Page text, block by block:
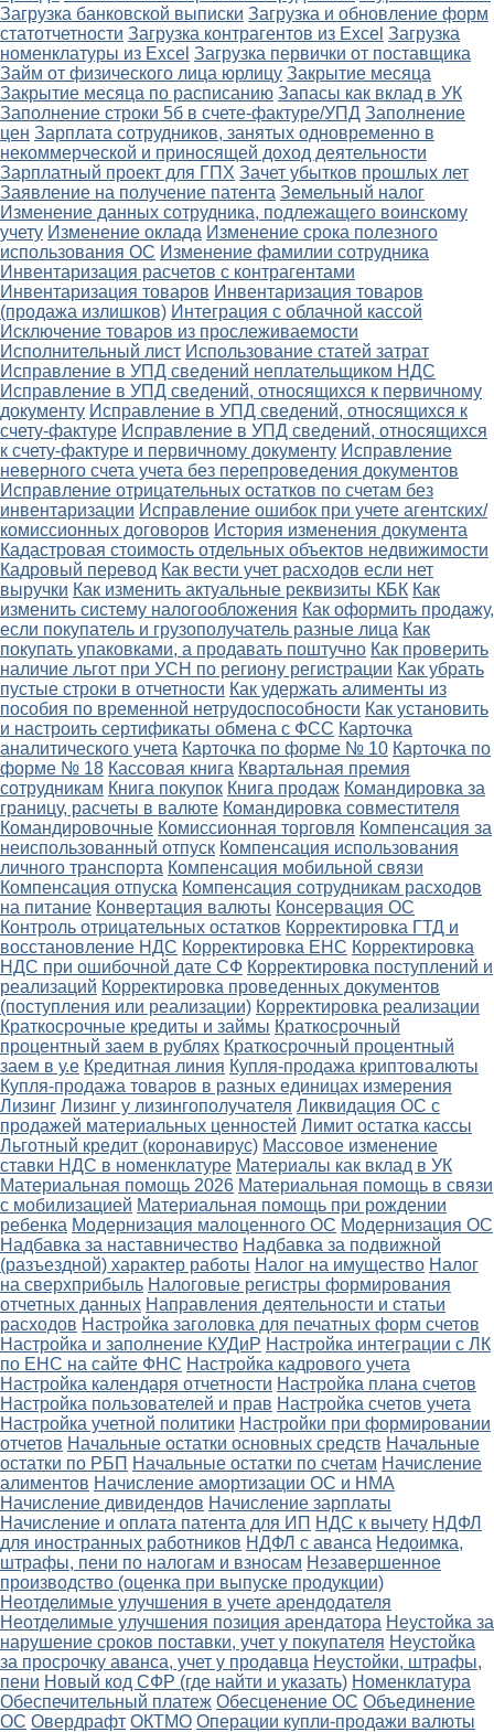
Загрузка банковской выписки Загрузка и обновление форм
статотчетности Загрузка контрагентов из Excel Загрузка
номенклатуры из Excel Загрузка первички от поставщика
Займ от физического лица юрлицу Закрытие месяца
Закрытие месяца по расписанию Запасы как вклад в УК
Заполнение строки 5б в счете-фактуре/УПД Заполнение
цен Зарплата сотрудников, занятых одновременно в
некоммерческой и приносящей доход деятельности
Зарплатный проект для ГПХ Зачет убытков прошлых лет
Заявление на получение патента Земельный налог
Изменение данных сотрудника, подлежащего воинскому
учету Изменение оклада Изменение срока полезного
использования ОС Изменение фамилии сотрудника
Инвентаризация расчетов с контрагентами
Инвентаризация товаров Инвентаризация товаров
(продажа излишков) Интеграция с облачной кассой
Исключение товаров из прослеживаемости
Исполнительный лист Использование статей затрат
Исправление в УПД сведений неплательщиком НДС
Исправление в УПД сведений, относящихся к первичному
документу Исправление в УПД сведений, относящихся к
счету-фактуре Исправление в УПД сведений, относящихся
к счету-фактуре и первичному документу Исправление
неверного счета учета без перепроведения документов
Исправление отрицательных остатков по счетам без
инвентаризации Исправление ошибок при учете агентских/
комиссионных договоров История изменения документа
Кадастровая стоимость отдельных объектов недвижимости
Кадровый перевод Как вести учет расходов если нет
выручки Как изменить актуальные реквизиты КБК Как
изменить систему налогообложения Как оформить продажу,
если покупатель и грузополучатель разные лица Как
покупать упаковками, а продавать поштучно Как проверить
наличие льгот при УСН по региону регистрации Как убрать
пустые строки в отчетности Как удержать алименты из
пособия по временной нетрудоспособности Как установить
и настроить сертификаты обмена с ФСС Карточка
аналитического учета Карточка по форме № 10 Карточка по
форме № 18 Кассовая книга Квартальная премия
сотрудникам Книга покупок Книга продаж Командировка за
границу, расчеты в валюте Командировка совместителя
Командировочные Комиссионная торговля Компенсация за
неиспользованный отпуск Компенсация использования
личного транспорта Компенсация мобильной связи
Компенсация отпуска Компенсация сотрудникам расходов
на питание Конвертация валюты Консервация ОС
Контроль отрицательных остатков Корректировка ГТД и
восстановление НДС Корректировка ЕНС Корректировка
НДС при ошибочной дате СФ Корректировка поступлений и
реализаций Корректировка проведенных документов
(поступления или реализации) Корректировка реализации
Краткосрочные кредиты и займы Краткосрочный
процентный заем в рублях Краткосрочный процентный
заем в у.е Кредитная линия Купля-продажа криптовалюты
Купля-продажа товаров в разных единицах измерения
Лизинг Лизинг у лизингополучателя Ликвидация ОС с
продажей материальных ценностей Лимит остатка кассы
Льготный кредит (коронавирус) Массовое изменение
ставки НДС в номенклатуре Материалы как вклад в УК
Материальная помощь 2026 Материальная помощь в связи
с мобилизацией Материальная помощь при рождении
ребенка Модернизация малоценного ОС Модернизация ОС
Надбавка за наставничество Надбавка за подвижной
(разъездной) характер работы Налог на имущество Налог
на сверхприбыль Налоговые регистры формирования
отчетных данных Направления деятельности и статьи
расходов Настройка заголовка для печатных форм счетов
Настройка и заполнение КУДиР Настройка интеграции с ЛК
по ЕНС на сайте ФНС Настройка кадрового учета
Настройка календаря отчетности Настройка плана счетов
Настройка пользователей и прав Настройка счетов учета
Настройка учетной политики Настройки при формировании
отчетов Начальные остатки основных средств Начальные
остатки по РБП Начальные остатки по счетам Начисление
алиментов Начисление амортизации ОС и НМА
Начисление дивидендов Начисление зарплаты
Начисление и оплата патента для ИП НДС к вычету НДФЛ
для иностранных работников НДФЛ с аванса Недоимка,
штрафы, пени по налогам и взносам Незавершенное
производство (оценка при выпуске продукции)
Неотделимые улучшения в учете арендодателя
Неотделимые улучшения позиция арендатора Неустойка за
нарушение сроков поставки, учет у покупателя Неустойка
за просрочку аванса, учет у продавца Неустойки, штрафы,
пени Новый код СФР (где найти и указать) Номенклатура
Обеспечительный платеж Обесценение ОС Объединение
ОС Овердрафт ОКТМО Операции купли-продажи валюты